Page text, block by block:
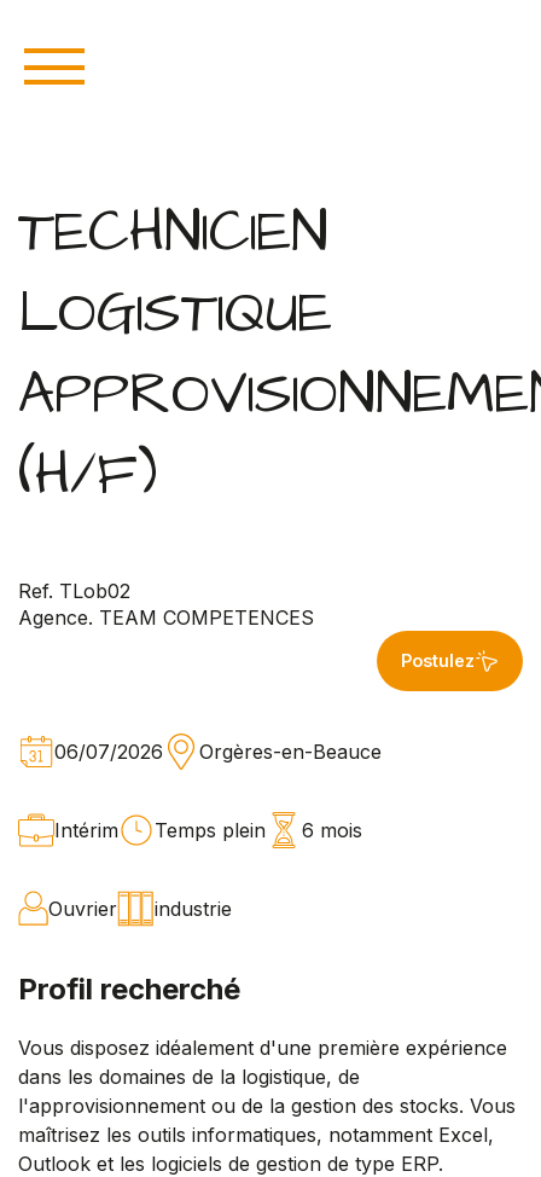
TECHNICIEN
LOGISTIQUE
(H/F)
Ref. TLob02
Agence. TEAM COMPETENCES
Postulez
06/07/2026 Orgères-en-Beauce
Intérim Temps plein 6 mois
Ouvrier industrie
Profil recherché
Vous disposez idéalement d'une première expérience
dans les domaines de la logistique, de
l'approvisionnement ou de la gestion des stocks. Vous
maîtrisez les outils informatiques, notamment Excel,
Outlook et les logiciels de gestion de type ERP.